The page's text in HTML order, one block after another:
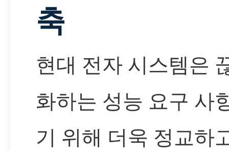
축
현대 전자 시스템은
화하는 성능 요구 사
기 위해 더욱 정교하